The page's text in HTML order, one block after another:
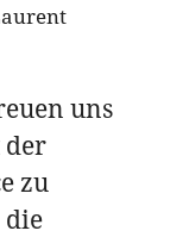
uns
der
zu